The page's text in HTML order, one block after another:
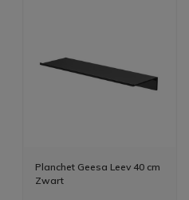
Planchet Geesa Leev 40 cm
Zwart